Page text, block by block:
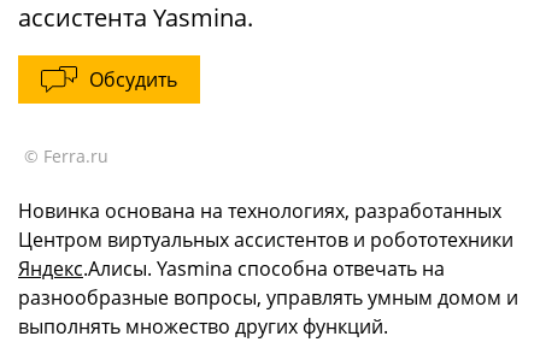
ассистента Yasmina.
Обсудить
© Ferra.ru
Новинка основана на технологиях, разработанных
Центром виртуальных ассистентов и робототехники
Яндекс.Алисы. Yasmina способна отвечать на
разнообразные вопросы, управлять умным домом и
выполнять множество других функций.